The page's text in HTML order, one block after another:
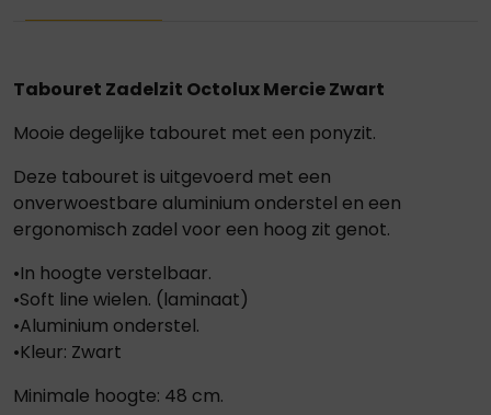
Tabouret Zadelzit Octolux Mercie Zwart
Mooie degelijke tabouret met een ponyzit.
Deze tabouret is uitgevoerd met een
onverwoestbare aluminium onderstel en een
ergonomisch zadel voor een hoog zit genot.
•In hoogte verstelbaar.
•Soft line wielen. (laminaat)
•Aluminium onderstel.
•Kleur: Zwart
Minimale hoogte: 48 cm.